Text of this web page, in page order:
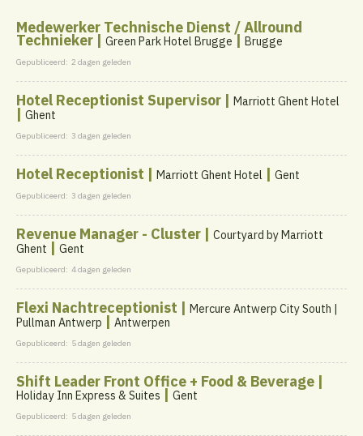
Medewerker Technische Dienst / Allround
Technieker | Green Park Hotel Brugge| Brugge
Gepubliceerd: 2 dagen geleden
Hotel Receptionist Supervisor | Marriott Ghent Hotel
| Ghent
Gepubliceerd: 3 dagen geleden
Hotel Receptionist | Marriott Ghent Hotel | Gent
Gepubliceerd: 3 dagen geleden
Revenue Manager - Cluster | Courtyard by Marriott
Ghent | Gent
Gepubliceerd: 4 dagen geleden
Flexi Nachtreceptionist | Mercure Antwerp City South |
Pullman Antwerp | Antwerpen
Gepubliceerd: 5 dagen geleden
Shift Leader Front Office + Food & Beverage |
Holiday Inn Express & Suites | Gent
Gepubliceerd: 5 dagen geleden